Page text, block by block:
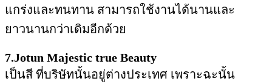
แกร่งและทนทาน สามารถใช้งานได้นานและ
ยาวนานกว่าเดิมอีกด้วย
7.Jotun Majestic true Beauty
เป็นสี ที่บริษัทนั้นอยู่ต่างประเทศ เพราะฉะนั้น